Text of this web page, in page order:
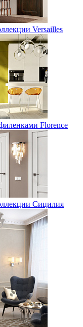
Versailles
Florence
Сицилия